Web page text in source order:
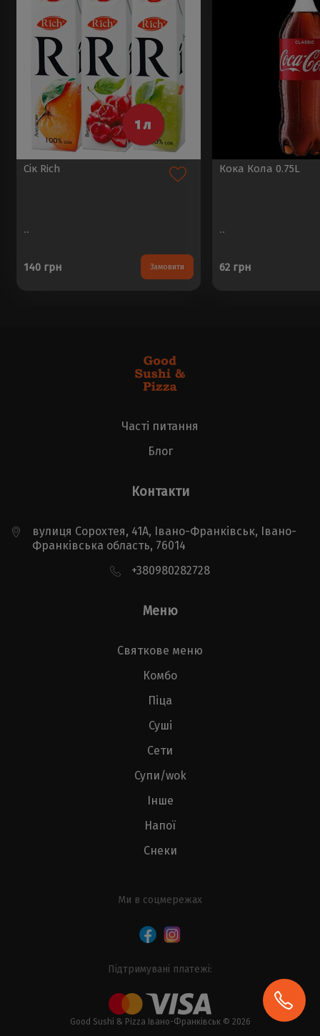
Сік Rich
..
140 грн Замовити
Кока Кола 0.75L
..
62 грн
Часті питання
Блог
Контакти
вулиця Сорохтея, 41А, Івано-Франківськ, Івано-
Франківська область, 76014
+380980282728
Меню
Святкове меню
Комбо
Піца
Суші
Сети
Супи/wok
Інше
Напої
Снеки
Ми в соцмережах
Підтримувані платежі:
Good Sushi & Pizza Івано-Франківськ © 2026